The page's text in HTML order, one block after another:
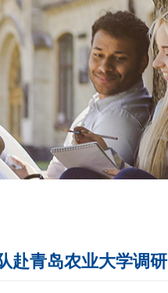
赴青岛农业大学调研